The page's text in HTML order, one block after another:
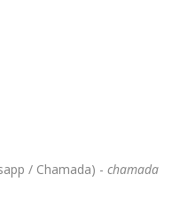
/ Chamada) - chamada